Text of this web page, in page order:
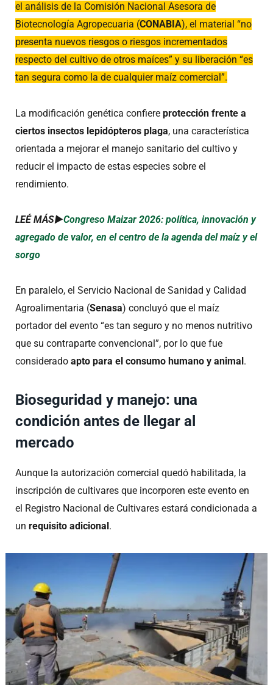
el análisis de la Comisión Nacional Asesora de
Biotecnología Agropecuaria (CONABIA), el material “no
presenta nuevos riesgos o riesgos incrementados
respecto del cultivo de otros maíces” y su liberación “es
tan segura como la de cualquier maíz comercial”.
La modificación genética confiere protección frente a
ciertos insectos lepidópteros plaga, una característica
orientada a mejorar el manejo sanitario del cultivo y
reducir el impacto de estas especies sobre el
rendimiento.
LEÉ MÁS►Congreso Maizar 2026: política, innovación y
agregado de valor, en el centro de la agenda del maíz y el
sorgo
En paralelo, el Servicio Nacional de Sanidad y Calidad
Agroalimentaria (Senasa) concluyó que el maíz
portador del evento “es tan seguro y no menos nutritivo
que su contraparte convencional”, por lo que fue
considerado apto para el consumo humano y animal.
Bioseguridad y manejo: una
condición antes de llegar al
mercado
Aunque la autorización comercial quedó habilitada, la
inscripción de cultivares que incorporen este evento en
el Registro Nacional de Cultivares estará condicionada a
un requisito adicional .